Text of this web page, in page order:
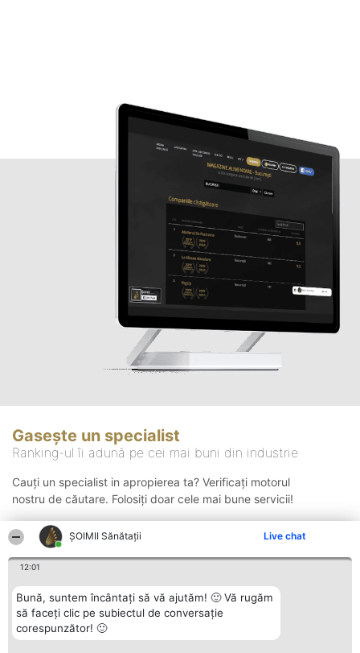
ŞOIMII Sănătații Live chat
12:01
Bună, suntem încântați să vă ajutăm! 🙂 Vă rugăm
să faceți clic pe subiectul de conversație
corespunzător! 🙂
Gasește un specialist
Ranking-ul îi adună pe cei mai buni din industrie
Cauți un specialist in apropierea ta? Verificați motorul
nostru de căutare. Folosiți doar cele mai bune servicii!